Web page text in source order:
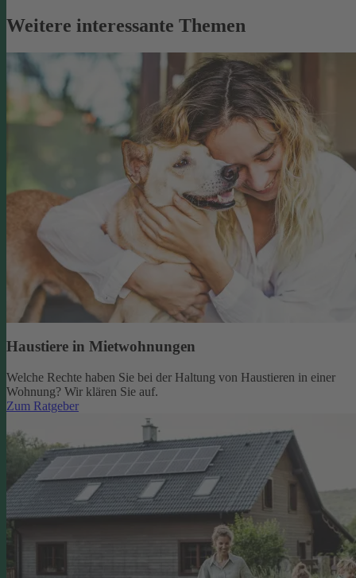
Weitere interessante Themen
Haustiere in Mietwohnungen
Welche Rechte haben Sie bei der Haltung von Haustieren in einer
Wohnung? Wir klären Sie auf.
Zum Ratgeber